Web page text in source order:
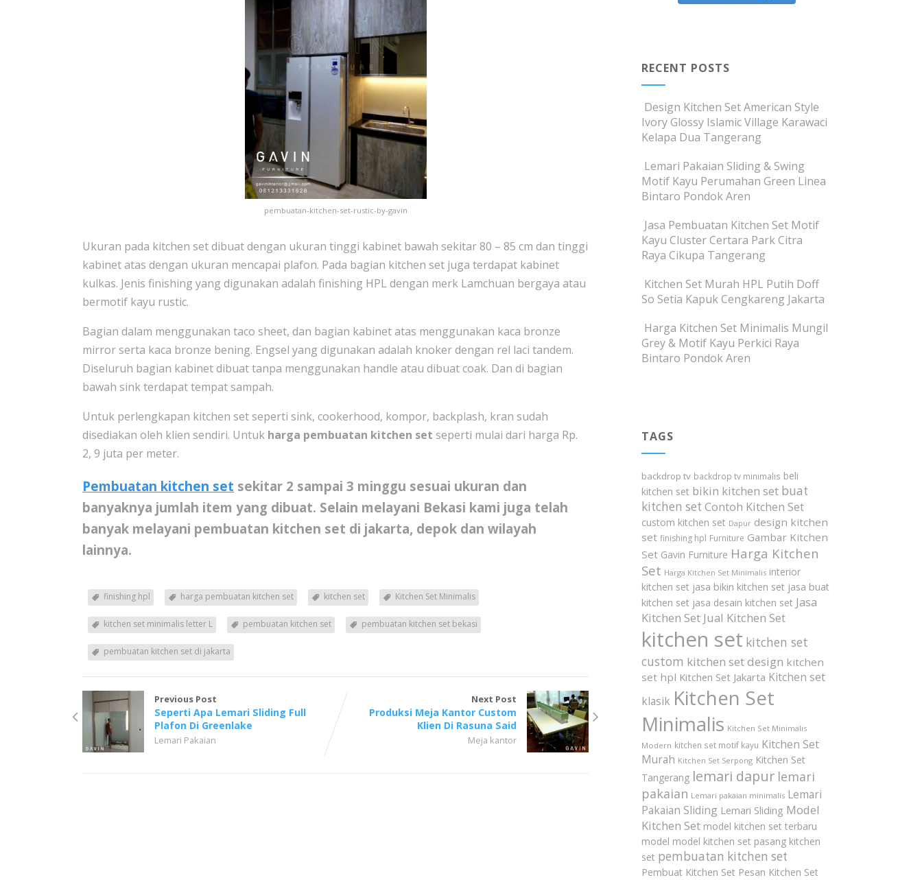
pembuatan-kitchen-set-rustic-by-gavin
Ukuran pada kitchen set dibuat dengan ukuran tinggi kabinet bawah sekitar 80 – 85 cm dan tinggi
kabinet atas dengan ukuran mencapai plafon. Pada bagian kitchen set juga terdapat kabinet
kulkas. Jenis finishing yang digunakan adalah finishing HPL dengan merk Lamchuan bergaya atau
bermotif kayu rustic.
Bagian dalam menggunakan taco sheet, dan bagian kabinet atas menggunakan kaca bronze
mirror serta kaca bronze bening. Engsel yang digunakan adalah knoker dengan rel laci tandem.
Diseluruh bagian kabinet dibuat tanpa menggunakan handle atau dibuat coak. Dan di bagian
bawah sink terdapat tempat sampah.
Untuk perlengkapan kitchen set seperti sink, cookerhood, kompor, backplash, kran sudah
disediakan oleh klien sendiri. Untuk harga pembuatan kitchen set seperti mulai dari harga Rp.
2, 9 juta per meter.
Pembuatan kitchen set sekitar 2 sampai 3 minggu sesuai ukuran dan
banyaknya jumlah item yang dibuat. Selain melayani Bekasi kami juga telah
banyak melayani pembuatan kitchen set di jakarta, depok dan wilayah
lainnya.
finishing hpl harga pembuatan kitchen set kitchen set Kitchen Set Minimalis
kitchen set minimalis letter L pembuatan kitchen set pembuatan kitchen set bekasi
pembuatan kitchen set di jakarta
Previous Post
Seperti Apa Lemari Sliding Full
Plafon Di Greenlake
Lemari Pakaian
Next Post
Produksi Meja Kantor Custom
Klien Di Rasuna Said
Meja kantor
RECENT POSTS
Design Kitchen Set American Style
Ivory Glossy Islamic Village Karawaci
Kelapa Dua Tangerang
Lemari Pakaian Sliding & Swing
Motif Kayu Perumahan Green Linea
Bintaro Pondok Aren
Jasa Pembuatan Kitchen Set Motif
Kayu Cluster Certara Park Citra
Raya Cikupa Tangerang
Kitchen Set Murah HPL Putih Doff
So Setia Kapuk Cengkareng Jakarta
Harga Kitchen Set Minimalis Mungil
Grey & Motif Kayu Perkici Raya
Bintaro Pondok Aren
TAGS
backdrop tv backdrop tv minimalis beli
kitchen set bikin kitchen set buat
kitchen set Contoh Kitchen Set
custom kitchen set Dapur design kitchen
set finishing hpl Furniture Gambar Kitchen
Set Gavin Furniture Harga Kitchen
Set Harga Kitchen Set Minimalis interior
kitchen set jasa bikin kitchen set jasa buat
kitchen set jasa desain kitchen set Jasa
Kitchen Set Jual Kitchen Set
kitchen set kitchen set
custom kitchen set design kitchen
set hpl Kitchen Set Jakarta Kitchen set
klasik Kitchen Set
Minimalis Kitchen Set Minimalis
Modern kitchen set motif kayu Kitchen Set
Murah Kitchen Set Serpong Kitchen Set
Tangerang lemari dapur lemari
pakaian Lemari pakaian minimalis Lemari
Pakaian Sliding Lemari Sliding Model
Kitchen Set model kitchen set terbaru
model model kitchen set pasang kitchen
set pembuatan kitchen set
Pembuat Kitchen Set Pesan Kitchen Set